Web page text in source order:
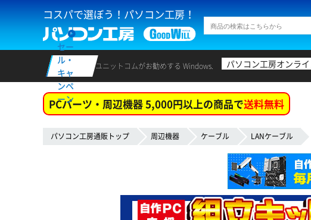
コスパで選ぼう！パソコン工房！
セー
ル・
キャ
ンペ
ーン
ユニットコムがお勧めする Windows. パソコン工房オンラ
PCパーツ・周辺機器 5,000円以上の商品で送料無料
パソコン工房通販トップ 周辺機器 ケーブル LANケーブル